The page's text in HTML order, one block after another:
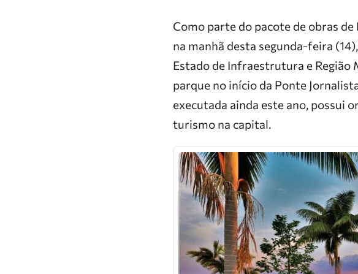
Como parte do pacote de obras
na manhã desta segunda-feira
Estado de Infraestrutura e
parque no início da Ponte
executada ainda este ano, possui
turismo na capital.